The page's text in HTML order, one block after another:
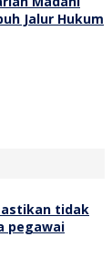
Jalur Hukum